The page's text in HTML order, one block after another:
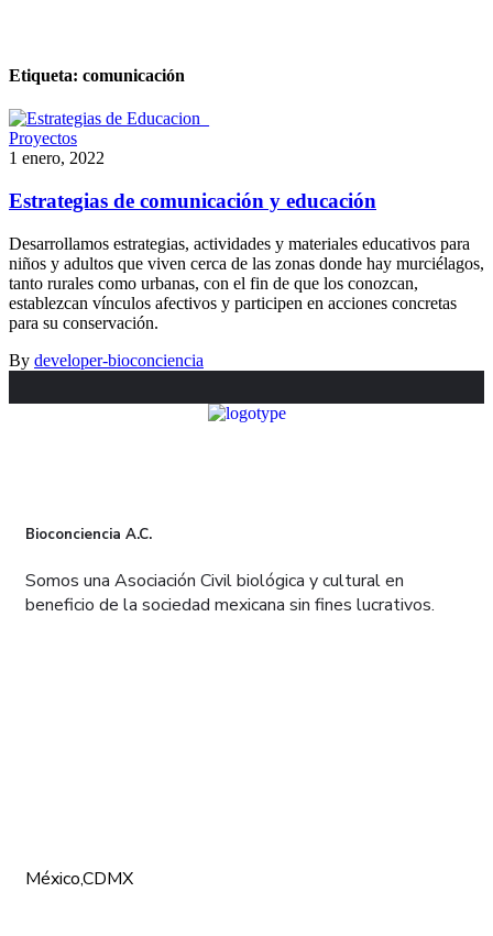
Etiqueta: comunicación
Proyectos
1 enero, 2022
Estrategias de comunicación y educación
Desarrollamos estrategias, actividades y materiales educativos para
niños y adultos que viven cerca de las zonas donde hay murciélagos,
tanto rurales como urbanas, con el fin de que los conozcan,
establezcan vínculos afectivos y participen en acciones concretas
para su conservación.
By developer-bioconciencia
Bioconciencia A.C.
Somos una Asociación Civil biológica y cultural en
beneficio de la sociedad mexicana sin fines lucrativos.
México,CDMX